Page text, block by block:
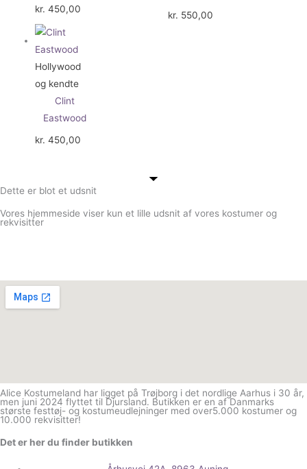
kr. 450,00
kr. 550,00
Hollywood
og kendte
Clint
Eastwood
kr. 450,00
Dette er blot et udsnit
Vores hjemmeside viser kun et lille udsnit af vores kostumer og
rekvisitter
Alice Kostumeland har ligget på Trøjborg i det nordlige Aarhus i 30 år,
men juni 2024 flyttet til Djursland. Butikken er en af Danmarks
største festtøj- og kostumeudlejninger med over5.000 kostumer og
10.000 rekvisitter!
Det er her du finder butikken